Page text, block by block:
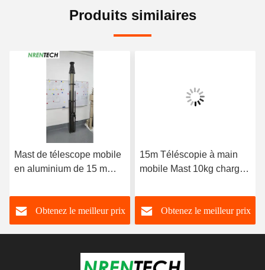
Produits similaires
Mast de télescope mobile
en aluminium de 15 m
Obtenez le meilleur prix
15m Téléscopie à main
mobile Mast 10kg charges
Obtenez le meilleur prix